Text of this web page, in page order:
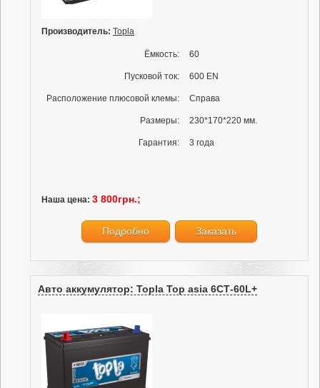
Производитель: Topla
Ёмкость: 60
Пусковой ток: 600 EN
Расположение плюсовой клемы: Справа
Размеры: 230*170*220 мм.
Гарантия: 3 года
Наша цена: 3 800грн.;
Подробно Заказать
Авто аккумулятор: Topla Top asia 6СТ-60L+